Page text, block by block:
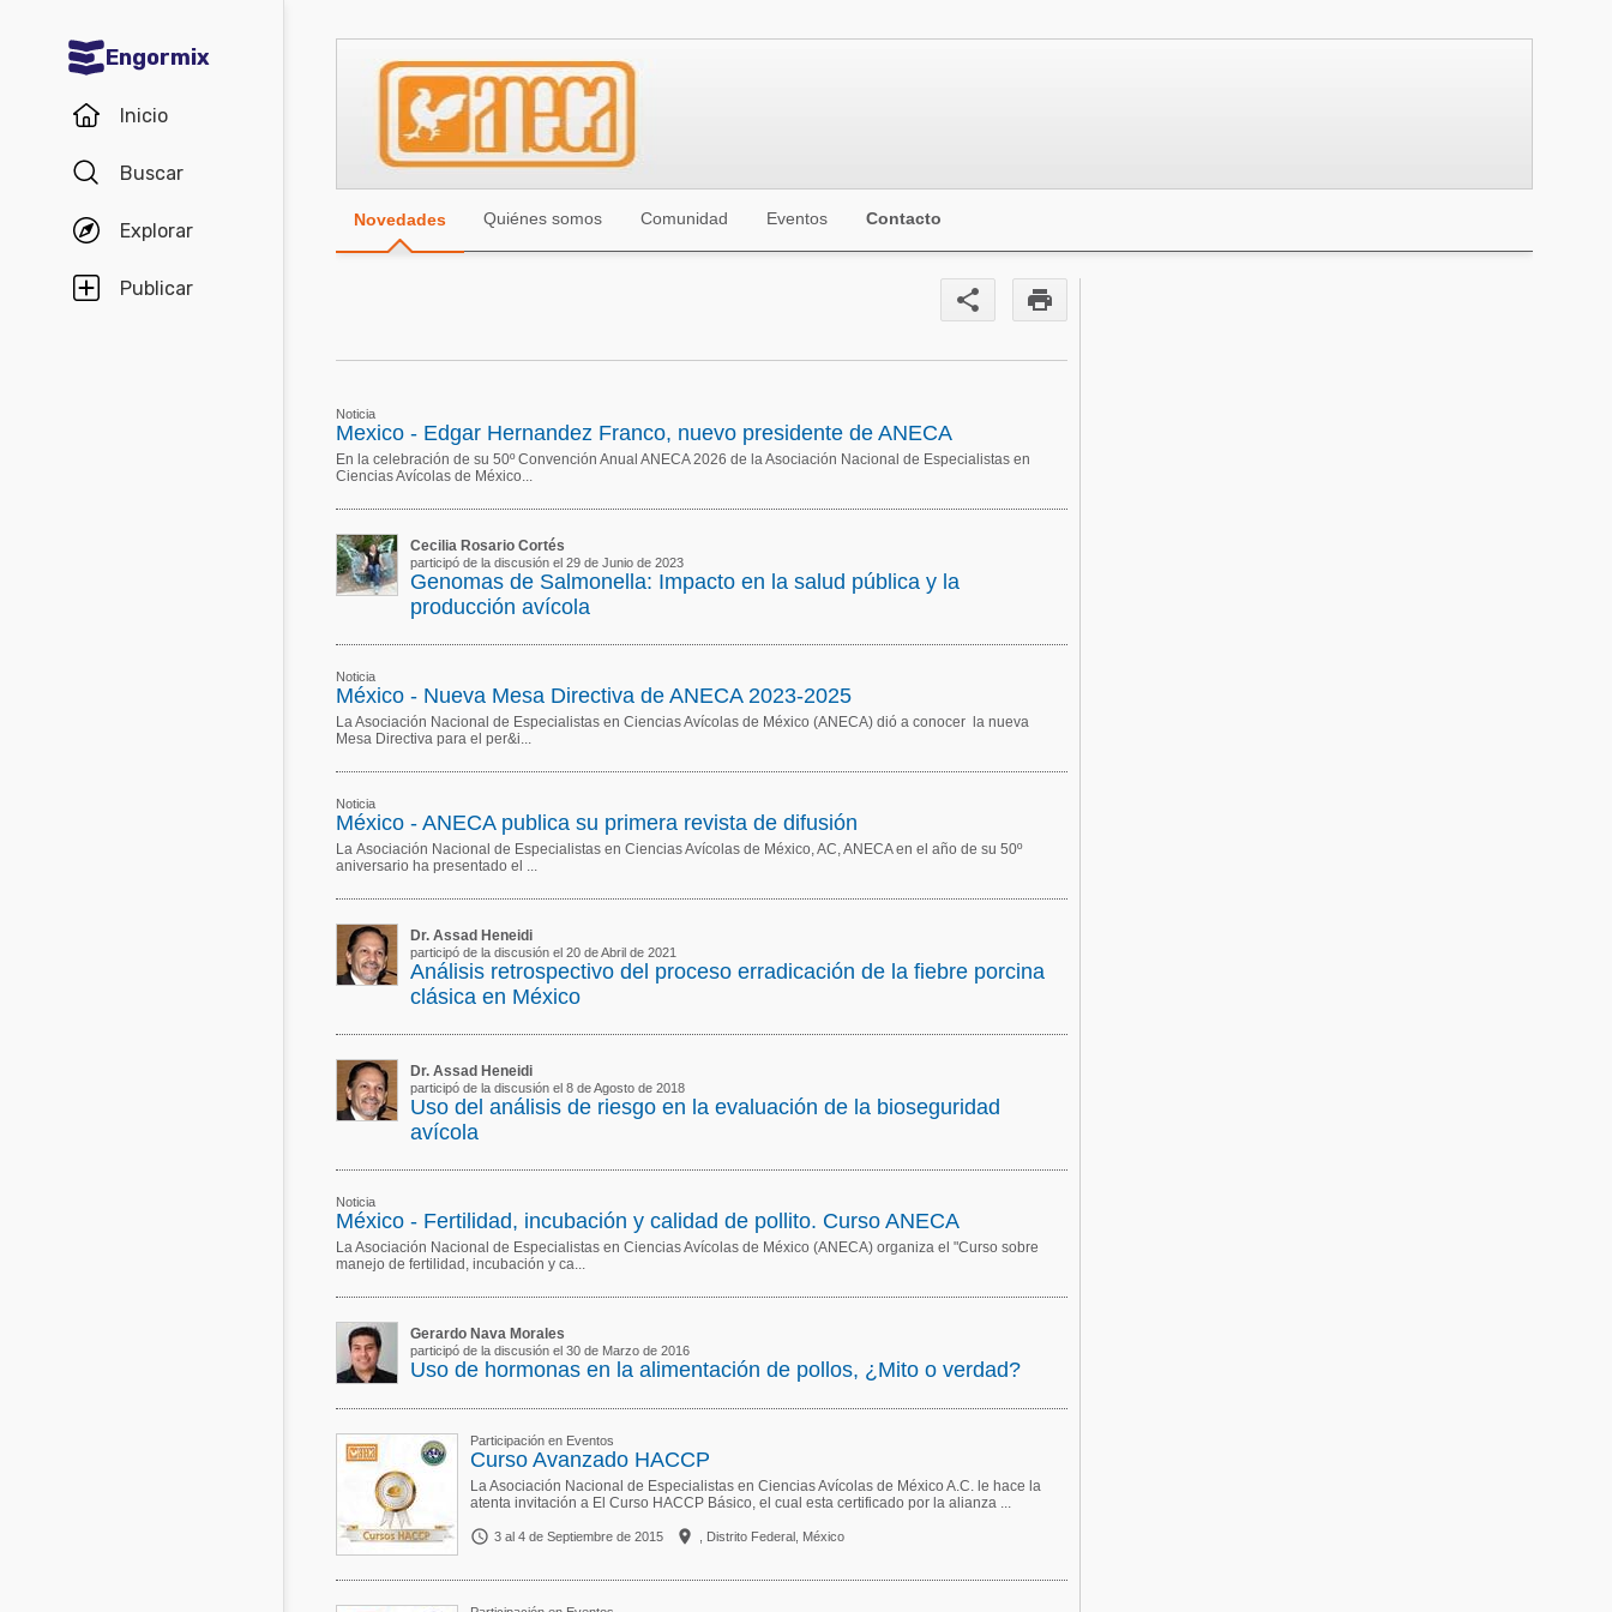
Engormix
Inicio
Buscar
Explorar
Publicar
Comunidades en español
Porcicultura
Mascotas
Comunidades en inglés
Acuacultura
Porcicultura
Lechería
Comunidades en portugués
Avicultura
Porcicultura
Lechería
Novedades Quiénes somos Comunidad Eventos Contacto
share print
Noticia
Mexico - Edgar Hernandez Franco, nuevo presidente de ANECA
En la celebración de su 50º Convención Anual ANECA 2026 de la Asociación Nacional de Especialistas en
Ciencias Avícolas de México...
Cecilia Rosario Cortés
participó de la discusión el 29 de Junio de 2023
Genomas de Salmonella: Impacto en la salud pública y la
producción avícola
Noticia
México - Nueva Mesa Directiva de ANECA 2023-2025
La Asociación Nacional de Especialistas en Ciencias Avícolas de México (ANECA) dió a conocer la nueva
Mesa Directiva para el per&i...
Noticia
México - ANECA publica su primera revista de difusión
La Asociación Nacional de Especialistas en Ciencias Avícolas de México, AC, ANECA en el año de su 50º
aniversario ha presentado el ...
Dr. Assad Heneidi
participó de la discusión el 20 de Abril de 2021
Análisis retrospectivo del proceso erradicación de la fiebre porcina
clásica en México
Dr. Assad Heneidi
participó de la discusión el 8 de Agosto de 2018
Uso del análisis de riesgo en la evaluación de la bioseguridad
avícola
Noticia
México - Fertilidad, incubación y calidad de pollito. Curso ANECA
La Asociación Nacional de Especialistas en Ciencias Avícolas de México (ANECA) organiza el "Curso sobre
manejo de fertilidad, incubación y ca...
Gerardo Nava Morales
participó de la discusión el 30 de Marzo de 2016
Uso de hormonas en la alimentación de pollos, ¿Mito o verdad?
Participación en Eventos
Curso Avanzado HACCP
La Asociación Nacional de Especialistas en Ciencias Avícolas de México A.C. le hace la
atenta invitación a El Curso HACCP Básico, el cual esta certificado por la alianza ...
 3 al 4 de Septiembre de 2015  , Distrito Federal, México